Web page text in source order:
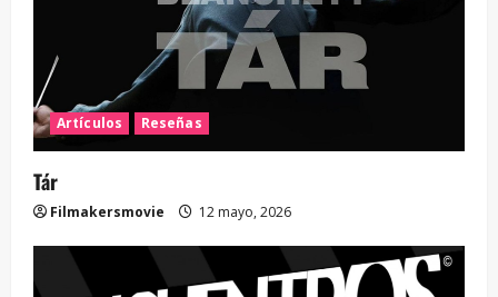
Artículos Reseñas
Tár
Filmakersmovie 12 mayo, 2026